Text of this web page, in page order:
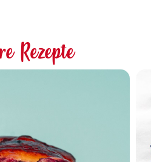
Rezepte